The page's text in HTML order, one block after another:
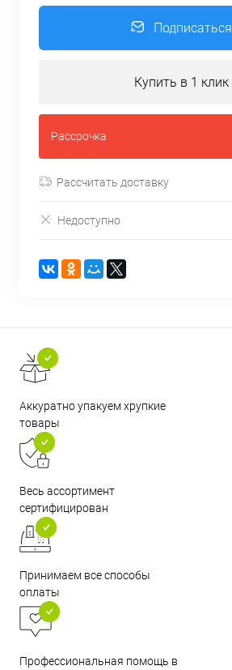
Подписаться
Купить в 1 клик
Рассрочка
Рассчитать доставку
Недоступно
Аккуратно упакуем хрупкие
товары
Весь ассортимент
сертифицирован
Принимаем все способы
оплаты
Профессиональная помощь в